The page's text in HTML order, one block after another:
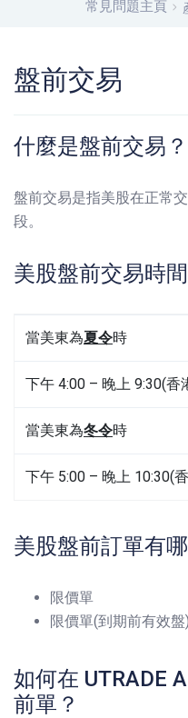
常見問題主頁
盤前交易
什麼是盤前交易？
盤前交易是指美股在正常
段。
美股盤前交易時
當美東為夏令時
下午 4:00 – 晚上 9:30(香
當美東為冬令時
下午 5:00 – 晚上 10:30(
美股盤前訂單有
限價單
限價單(到期前有效盤)
如何在 UTRADE
前單？